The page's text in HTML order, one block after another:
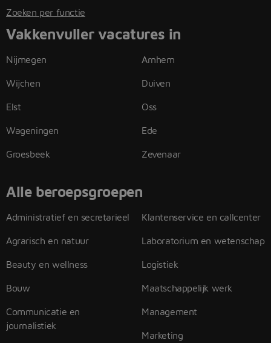
Zoeken per functie
Vakkenvuller vacatures in
Nijmegen
Wijchen
Elst
Wageningen
Groesbeek
Arnhem
Duiven
Oss
Ede
Zevenaar
Alle beroepsgroepen
Administratief en secretarieel
Agrarisch en natuur
Beauty en wellness
Bouw
Communicatie en
journalistiek
Klantenservice en callcenter
Laboratorium en wetenschap
Logistiek
Maatschappelijk werk
Management
Marketing